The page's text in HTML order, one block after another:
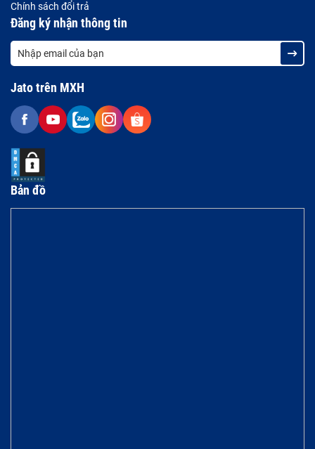
Chính sách đổi trả
Đăng ký nhận thông tin
Jato trên MXH
Bản đồ